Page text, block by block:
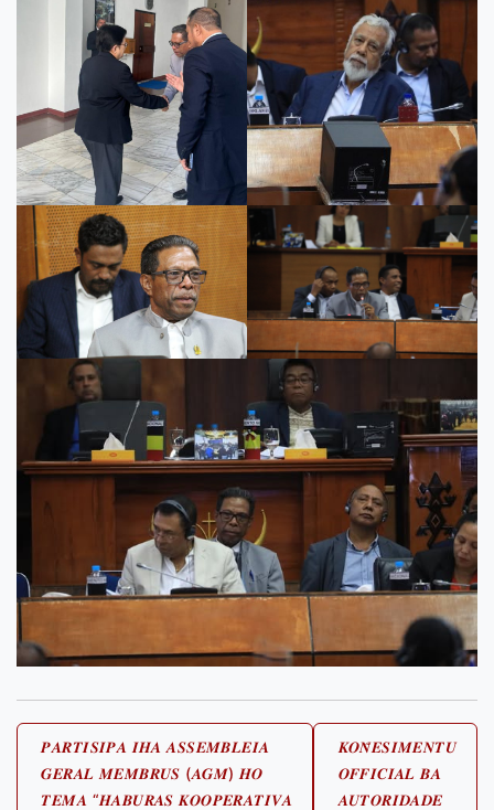
Post
navigation
𝑷𝑨𝑹𝑻𝑰𝑺𝑰𝑷𝑨 𝑰𝑯𝑨 𝑨𝑺𝑺𝑬𝑴𝑩𝑳𝑬𝑰𝑨
𝑮𝑬𝑹𝑨𝑳 𝑴𝑬𝑴𝑩𝑹𝑼𝑺 (𝑨𝑮𝑴) 𝑯𝑶
𝑻𝑬𝑴𝑨 “𝑯𝑨𝑩𝑼𝑹𝑨𝑺 𝑲𝑶𝑶𝑷𝑬𝑹𝑨𝑻𝑰𝑽𝑨
𝑲𝑶𝑵̃𝑬𝑺𝑰𝑴𝑬𝑵𝑻𝑼
𝑶𝑭𝑭𝑰𝑪𝑰𝑨𝑳 𝑩𝑨
𝑨𝑼𝑻𝑶𝑹𝑰𝑫𝑨𝑫𝑬